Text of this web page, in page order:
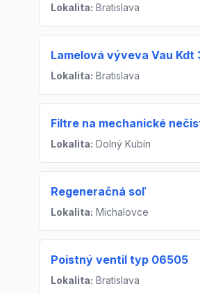
Lokalita: Bratislava
Lamelová výveva Vau
Lokalita: Bratislava
Filtre na mechanické
Lokalita: Dolný Kubín
Regeneračná soľ
Lokalita: Michalovce
Poistný ventil typ 06505
Lokalita: Bratislava